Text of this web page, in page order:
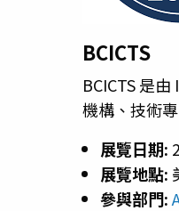
BCICTS
BCICTS 是
機構、技術
展覽日期:
展覽地點:
參與部門: